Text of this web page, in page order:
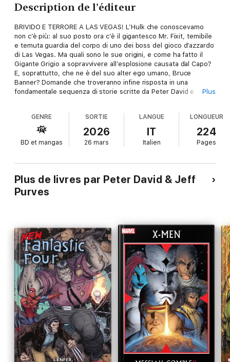
Description de l’éditeur
BRIVIDO E TERRORE A LAS VEGAS! L’Hulk che conoscevamo
non c’è più: al suo posto ora c’è il gigantesco Mr. Fixit, temibile
e temuta guardia del corpo di uno dei boss del gioco d’azzardo
di Las Vegas. Ma quali sono le sue origini, e come ha fatto il
Gigante Grigio a sopravvivere all’esplosione causata dal Capo?
E, soprattutto, che ne è del suo alter ego umano, Bruce
Banner? Domande che troveranno infine risposta in una
fondamentale sequenza di storie scritte da Peter David e
celebre omonimo. [Contiene: The Incredible Hulk (1968) 351-
359, Marvel Comics Presents (1988) 45 (III)]
Plus
GENRE
BD et mangas
SORTIE
2026
26 mars
LANGUE
IT
Italien
LONGUEUR
224
Pages
Plus de livres par Peter David & Jeff
Purves